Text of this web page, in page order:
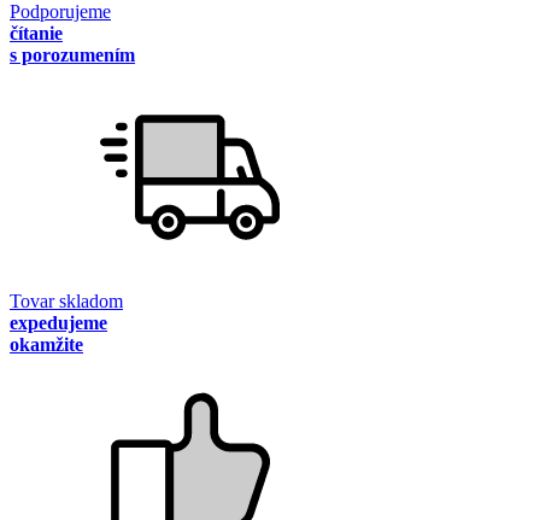
Podporujeme
čítanie
s porozumením
Tovar skladom
expedujeme
okamžite